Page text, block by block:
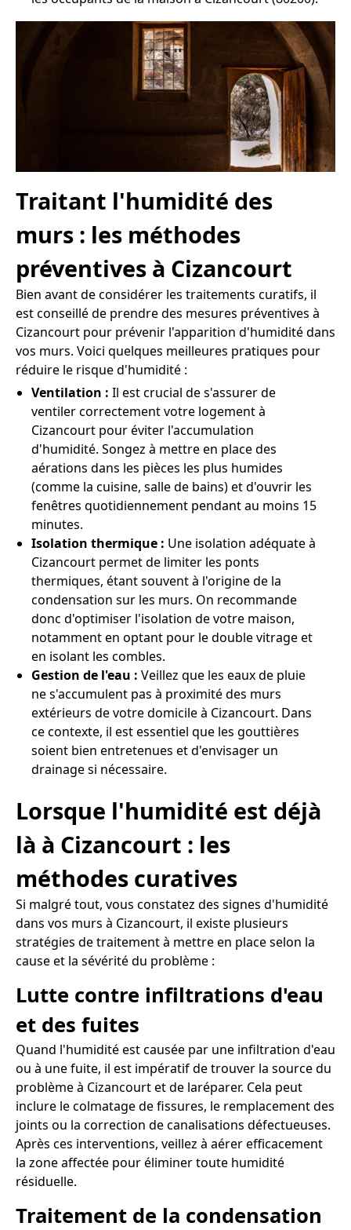
Traitant l'humidité des
murs : les méthodes
préventives à Cizancourt
Bien avant de considérer les traitements curatifs, il
est conseillé de prendre des mesures préventives à
Cizancourt pour prévenir l'apparition d'humidité dans
vos murs. Voici quelques meilleures pratiques pour
réduire le risque d'humidité :
Ventilation : Il est crucial de s'assurer de
ventiler correctement votre logement à
Cizancourt pour éviter l'accumulation
d'humidité. Songez à mettre en place des
aérations dans les pièces les plus humides
(comme la cuisine, salle de bains) et d'ouvrir les
fenêtres quotidiennement pendant au moins 15
minutes.
Isolation thermique : Une isolation adéquate à
Cizancourt permet de limiter les ponts
thermiques, étant souvent à l'origine de la
condensation sur les murs. On recommande
donc d'optimiser l'isolation de votre maison,
notamment en optant pour le double vitrage et
en isolant les combles.
Gestion de l'eau : Veillez que les eaux de pluie
ne s'accumulent pas à proximité des murs
extérieurs de votre domicile à Cizancourt. Dans
ce contexte, il est essentiel que les gouttières
soient bien entretenues et d'envisager un
drainage si nécessaire.
Lorsque l'humidité est déjà
là à Cizancourt : les
méthodes curatives
Si malgré tout, vous constatez des signes d'humidité
dans vos murs à Cizancourt, il existe plusieurs
stratégies de traitement à mettre en place selon la
cause et la sévérité du problème :
Lutte contre infiltrations d'eau
et des fuites
Quand l'humidité est causée par une infiltration d'eau
ou à une fuite, il est impératif de trouver la source du
problème à Cizancourt et de laréparer. Cela peut
inclure le colmatage de fissures, le remplacement des
joints ou la correction de canalisations défectueuses.
Après ces interventions, veillez à aérer efficacement
la zone affectée pour éliminer toute humidité
résiduelle.
Traitement de la condensation